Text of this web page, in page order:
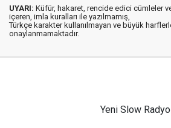
UYARI: Küfür, hakaret, rencide edici cümleler
içeren, imla kuralları ile yazılmamış,
Türkçe karakter kullanılmayan ve büyük
onaylanmamaktadır.
Yeni Slow Radyo